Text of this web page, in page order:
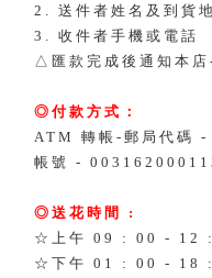
2. 送件者姓名及到貨
3. 收件者手機或電話
△匯款完成後通知本
◎付款方式：
ATM 轉帳-郵局代碼 -
帳號 -
◎送花時間 :
☆上午 09 : 00 - 12
☆下午 01 : 00 - 18